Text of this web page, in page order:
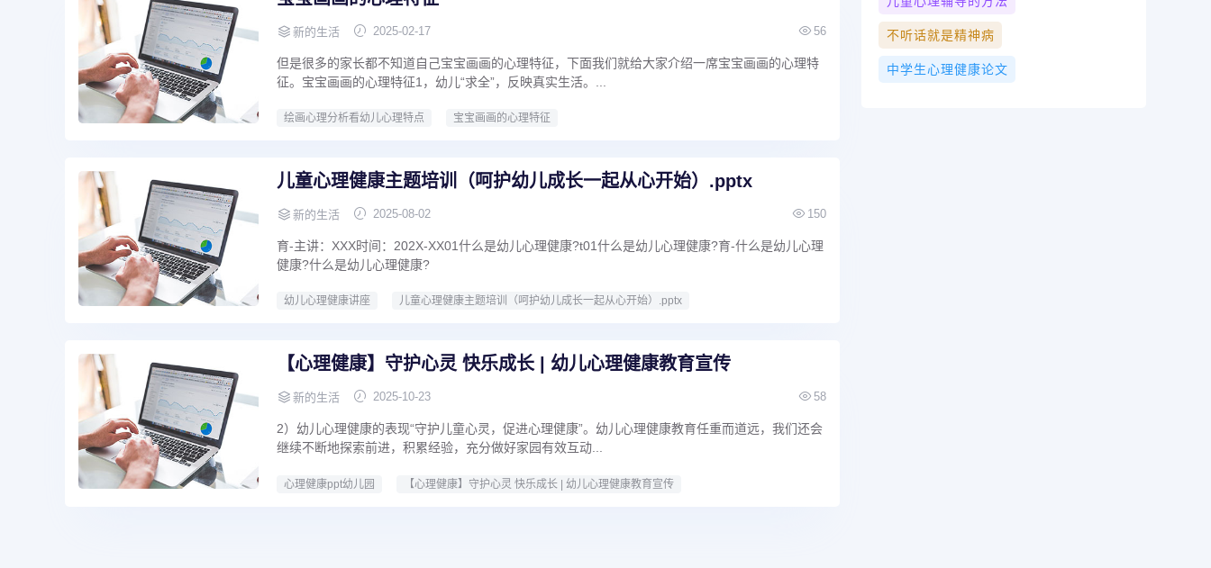
新的生活 2025-02-17 56
但是很多的家长都不知道自己宝宝画画的心理特征，下面我们就给大家介绍一席宝宝画画的心理特
征。宝宝画画的心理特征1，幼儿“求全”，反映真实生活。...
绘画心理分析看幼儿心理特点 宝宝画画的心理特征
儿童心理健康主题培训（呵护幼儿成长一起从心开始）.pptx
新的生活 2025-08-02 150
育-主讲：XXX时间：202X-XX01什么是幼儿心理健康?t01什么是幼儿心理健康?育-什么是幼儿心理
健康?什么是幼儿心理健康?
幼儿心理健康讲座 儿童心理健康主题培训（呵护幼儿成长一起从心开始）.pptx
【心理健康】守护心灵 快乐成长 | 幼儿心理健康教育宣传
新的生活 2025-10-23 58
2）幼儿心理健康的表现“守护儿童心灵，促进心理健康”。幼儿心理健康教育任重而道远，我们还会
继续不断地探索前进，积累经验，充分做好家园有效互动...
心理健康ppt幼儿园 【心理健康】守护心灵 快乐成长 | 幼儿心理健康教育宣传
不听话就是精神病
中学生心理健康论文